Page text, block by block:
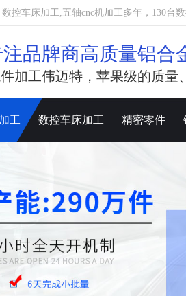
控车床加工,五轴cnc机加工多年，130台
注品牌商高质量铝合
加工伟迈特，苹果级的质量
工 数控车床加工 精密零件